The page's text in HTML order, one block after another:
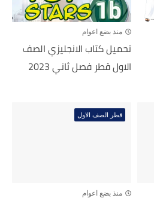
منذ بضع اعوام
تحميل كتاب الانجليزي الصف
الاول قطر فصل ثاني 2023
قطر الصف الاول
منذ بضع اعوام